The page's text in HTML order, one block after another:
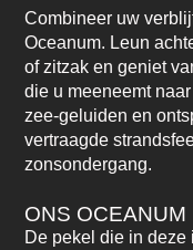
Combineer uw
Oceanum. Leun
of zitzak en geniet
die u meeneemt
zee-geluiden en
vertraagde
zonsondergang.
ONS OCEANUM
De pekel die in